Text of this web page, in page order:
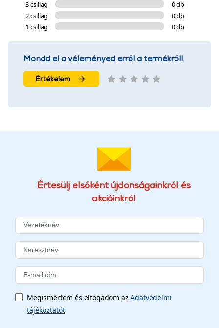
3 csillag
0 db
2 csillag
0 db
1 csillag
0 db
Mondd el a véleményed erről a termékről!
Értékelem
Értesülj elsőként újdonságainkról és
akcióinkról
Megismertem és elfogadom az Adatvédelmi
tájékoztatót!